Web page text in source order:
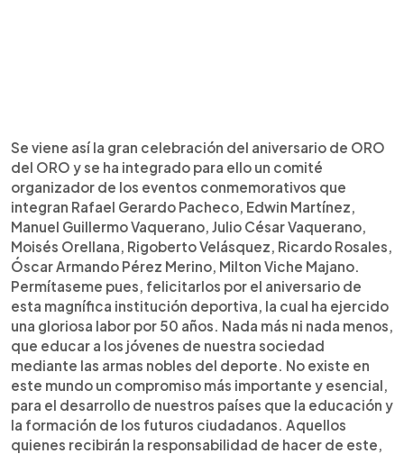
Se viene así la gran celebración del aniversario de ORO
del ORO y se ha integrado para ello un comité
organizador de los eventos conmemorativos que
integran Rafael Gerardo Pacheco, Edwin Martínez,
Manuel Guillermo Vaquerano, Julio César Vaquerano,
Moisés Orellana, Rigoberto Velásquez, Ricardo Rosales,
Óscar Armando Pérez Merino, Milton Viche Majano.
Permítaseme pues, felicitarlos por el aniversario de
esta magnífica institución deportiva, la cual ha ejercido
una gloriosa labor por 50 años. Nada más ni nada menos,
que educar a los jóvenes de nuestra sociedad
mediante las armas nobles del deporte. No existe en
este mundo un compromiso más importante y esencial,
para el desarrollo de nuestros países que la educación y
la formación de los futuros ciudadanos. Aquellos
quienes recibirán la responsabilidad de hacer de este,